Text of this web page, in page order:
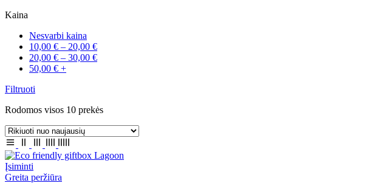
Kaina
Nesvarbi kaina
10,00 € – 20,00 €
20,00 € – 30,00 €
50,00 € +
Filtruoti
Rodomos visos 10 prekėsSorted
Įsiminti
Greita peržiūra